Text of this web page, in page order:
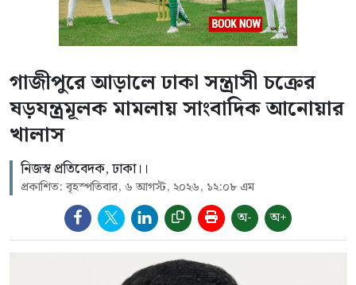
গাজীপুরে আড়ালে ঢাকা সন্ত্রাসী চক্রের
ষড়যন্ত্রমূলক মামলায় সাংবাদিক আনোয়ার
খালাস
নিজস্ব প্রতিবেদক, ঢাকা।।
প্রকাশিত: বৃহস্পতিবার, ৬ আগস্ট, ২০২৬, ১২:০৮ এম
অ- অ+